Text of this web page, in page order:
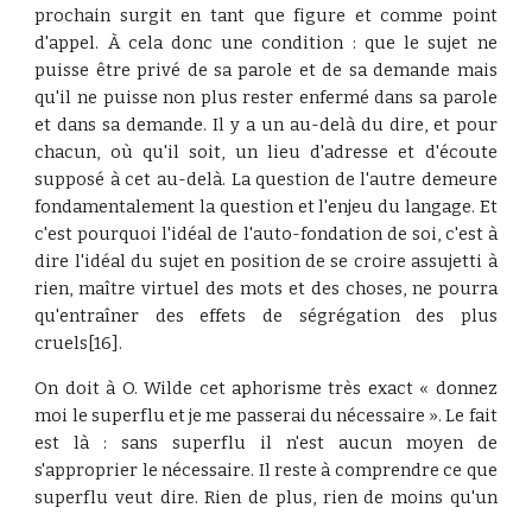
prochain surgit en tant que figure et comme point
d'appel. À cela donc une condition : que le sujet ne
puisse être privé de sa parole et de sa demande mais
qu'il ne puisse non plus rester enfermé dans sa parole
et dans sa demande. Il y a un au-delà du dire, et pour
chacun, où qu'il soit, un lieu d'adresse et d'écoute
supposé à cet au-delà. La question de l'autre demeure
fondamentalement la question et l'enjeu du langage. Et
c'est pourquoi l'idéal de l'auto-fondation de soi, c'est à
dire l'idéal du sujet en position de se croire assujetti à
rien, maître virtuel des mots et des choses, ne pourra
qu'entraîner des effets de ségrégation des plus
cruels[16].
On doit à O. Wilde cet aphorisme très exact « donnez
moi le superflu et je me passerai du nécessaire ». Le fait
est là : sans superflu il n'est aucun moyen de
s'approprier le nécessaire. Il reste à comprendre ce que
superflu veut dire. Rien de plus, rien de moins qu'un